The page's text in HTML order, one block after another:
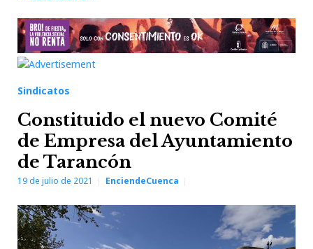
Sindicatos
Constituido el nuevo Comité
de Empresa del Ayuntamiento
de Tarancón
19 de julio de 2021 EnciendeCuenca